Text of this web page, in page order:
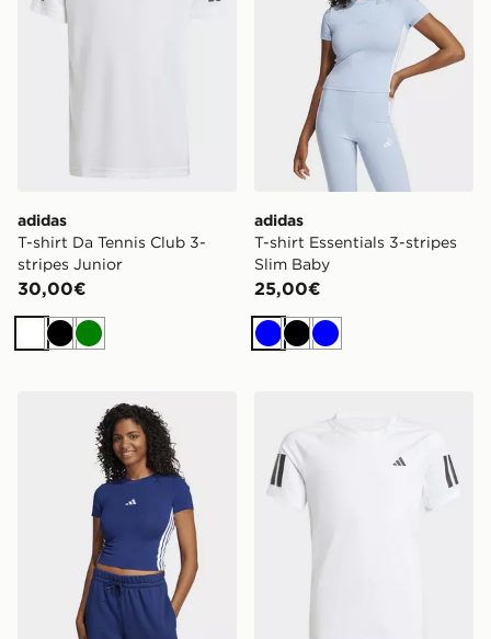
adidas
T-shirt Da Tennis Club 3-
stripes Junior
30,00€
Bianco
NeroVerde
adidas
T-shirt Essentials 3-stripes
Slim Baby
25,00€
BluNero
Blu
adidas T-shirt Essentials 3-stripes Slim Baby